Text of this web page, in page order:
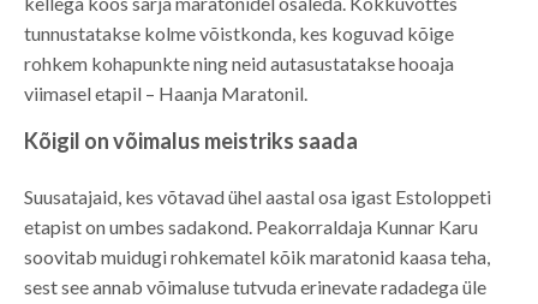
tunnustatakse kolme võistkonda, kes koguvad kõige
rohkem kohapunkte ning neid autasustatakse hooaja
viimasel etapil – Haanja Maratonil.
Kõigil on võimalus meistriks saada
Suusatajaid, kes võtavad ühel aastal osa igast Estoloppeti
etapist on umbes sadakond. Peakorraldaja Kunnar Karu
soovitab muidugi rohkematel kõik maratonid kaasa teha,
sest see annab võimaluse tutvuda erinevate radadega üle